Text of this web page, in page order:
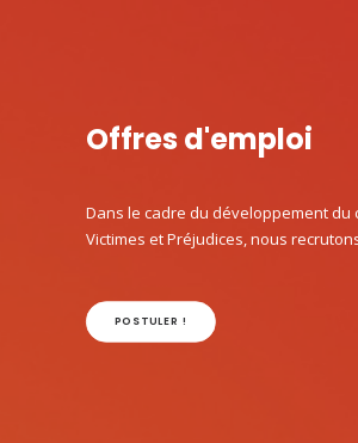
Offres d'emploi
Dans le cadre du développement du
Victimes et Préjudices, nous
POSTULER !